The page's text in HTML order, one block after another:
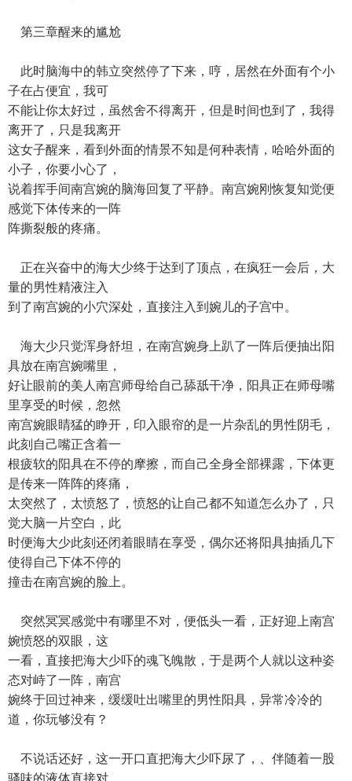
第三章醒来的尴尬
此时脑海中的韩立突然停了下来，哼，居然在外面有个小
子在占便宜，我可
不能让你太好过，虽然舍不得离开，但是时间也到了，我得
离开了，只是我离开
这女子醒来，看到外面的情景不知是何种表情，哈哈外面的
小子，你要小心了，
说着挥手间南宫婉的脑海回复了平静。南宫婉刚恢复知觉便
感觉下体传来的一阵
阵撕裂般的疼痛。
正在兴奋中的海大少终于达到了顶点，在疯狂一会后，大
量的男性精液注入
到了南宫婉的小穴深处，直接注入到婉儿的子宫中。
海大少只觉浑身舒坦，在南宫婉身上趴了一阵后便抽出阳
具放在南宫婉嘴里，
好让眼前的美人南宫师母给自己舔舐干净，阳具正在师母嘴
里享受的时候，忽然
南宫婉眼睛猛的睁开，印入眼帘的是一片杂乱的男性阴毛，
此刻自己嘴正含着一
根疲软的阳具在不停的摩擦，而自己全身全部裸露，下体更
是传来一阵阵的疼痛，
太突然了，太愤怒了，愤怒的让自己都不知道怎么办了，只
觉大脑一片空白，此
时便海大少此刻还闭着眼睛在享受，偶尔还将阳具抽插几下
使得自己下体不停的
撞击在南宫婉的脸上。
突然冥冥感觉中有哪里不对，便低头一看，正好迎上南宫
婉愤怒的双眼，这
一看，直接把海大少吓的魂飞魄散，于是两个人就以这种姿
态对峙了一阵，南宫
婉终于回过神来，缓缓吐出嘴里的男性阳具，异常冷冷的
道，你玩够没有？
不说话还好，这一开口直把海大少吓尿了，、伴随着一股
骚味的液体直接对